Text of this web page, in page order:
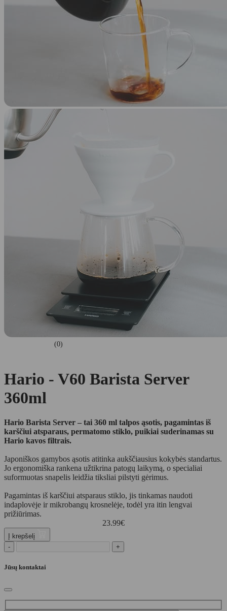
(0)
Hario - V60 Barista Server
360ml
Hario Barista Server – tai 360 ml talpos ąsotis, pagamintas iš
karščiui atsparaus, permatomo stiklo, puikiai suderinamas su
Hario kavos filtrais.
Japoniškos gamybos ąsotis atitinka aukščiausius kokybės standartus.
Jo ergonomiška rankena užtikrina patogų laikymą, o specialiai
suformuotas snapelis leidžia tiksliai pilstyti gėrimus.
Pagamintas iš karščiui atsparaus stiklo, jis tinkamas naudoti
indaplovėje ir mikrobangų krosnelėje, todėl yra itin lengvai
prižiūrimas.
23.99€
Į krepšelį
-
+
Jūsų kontaktai